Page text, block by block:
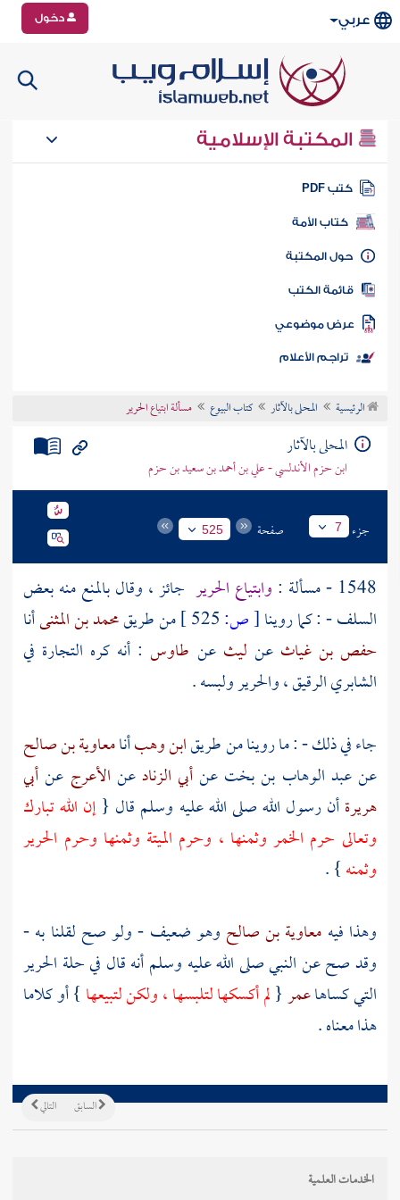
عربي دخول
المكتبة الإسلامية
كتب PDF
كتاب الأمة
المكتبة
الكتب
موضوعي
تراجم الأعلام
الرئيسية المحلى بالآثار كتاب البيوع مسألة ابتياع الحرير
المحلى بالآثار
ابن حزم الأندلسي - علي بن أحمد بن سعيد بن حزم
جزء 7 صفحة 525
1548 - مسألة : وابتياع الحرير جائز ، وقال بالمنع منه بعض
السلف - : كما روينا[ص: من طريقمحمد بن المثنىأنا
حفص بن غياثعن ليثعن طاوس : أنه كره التجارة في
الشابري الرقيق ، والحرير ولبسه .
جاء في ذلك - : ما روينا من طريقابن وهبأنامعاوية بن صالح
عنعبد الوهاب بن بخت عنأبي الزنادعن الأعرج عنأبي
هريرةأن رسول الله صلى الله عليه وسلم قال {إن الله تبارك
وتعالى حرم الخمر وثمنها ، وحرم الميتة وثمنها وحرم الحرير
وثمنه} .
وهذا فيه معاوية بن صالح وهو ضعيف - ولو صح لقلنا به -
وقد صح عن النبي صلى الله عليه وسلم أنه قال في حلة الحرير
التي كساهاعمر{لم أكسكها لتلبسها ، ولكن لتبيعها } أو كلاما
هذا معناه .
التالي السابق
الخدمات العلمية